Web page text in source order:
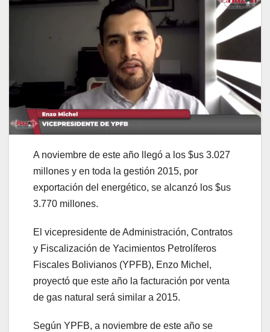
A noviembre de este año llegó a los $us 3.027
millones y en toda la gestión 2015, por
exportación del energético, se alcanzó los $us
3.770 millones.
El vicepresidente de Administración, Contratos
y Fiscalización de Yacimientos Petrolíferos
Fiscales Bolivianos (YPFB), Enzo Michel,
proyectó que este año la facturación por venta
de gas natural será similar a 2015.
Según YPFB, a noviembre de este año se